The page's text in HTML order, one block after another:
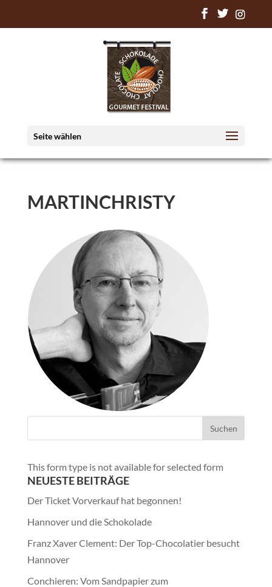
Seite wählen
MARTINCHRISTY
This form type is not available for selected form
NEUESTE BEITRÄGE
Der Ticket Vorverkauf hat begonnen!
Hannover und die Schokolade
Franz Xaver Clement: Der Top-Chocolatier besucht
Hannover
Conchieren: Vom Sandpapier zum